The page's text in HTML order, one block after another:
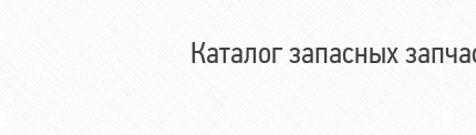
Каталог запасных